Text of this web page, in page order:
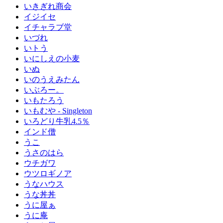
いきぎれ商会
イジイセ
イチャラブ堂
いづれ
いトう
いにしえの小麦
いぬ
いのうえみたん
いぶろー。
いもたろう
いもむや - Singleton
いろどり牛乳4.5％
インド僧
うこ
うさのはら
ウチガワ
ウツロギノア
うなハウス
うな丼丼
うに屋ぁ
うに庵